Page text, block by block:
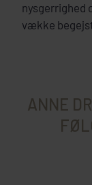
nysgerrighed
vække
ANNE